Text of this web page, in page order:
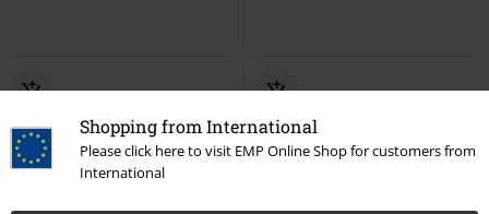
Shopping from International
Please click here to visit EMP Online Shop for customers from
International